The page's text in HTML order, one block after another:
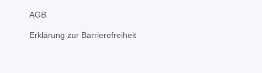
AGB
Erklärung zur Barrierefreiheit